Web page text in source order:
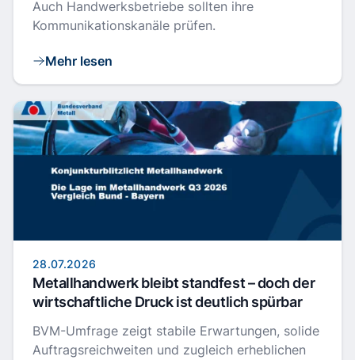
Auch Handwerksbetriebe sollten ihre
Kommunikationskanäle prüfen.
Mehr lesen
28.07.2026
Metallhandwerk bleibt standfest – doch der
wirtschaftliche Druck ist deutlich spürbar
BVM-Umfrage zeigt stabile Erwartungen, solide
Auftragsreichweiten und zugleich erheblichen